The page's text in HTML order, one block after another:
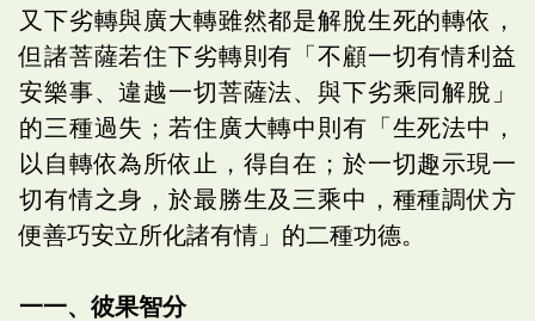
又下劣轉與廣大轉雖然都是解脫生死的轉依，
但諸菩薩若住下劣轉則有「不顧一切有情利益
安樂事、違越一切菩薩法、與下劣乘同解脫」
的三種過失；若住廣大轉中則有「生死法中，
以自轉依為所依止，得自在；於一切趣示現一
切有情之身，於最勝生及三乘中，種種調伏方
便善巧安立所化諸有情」的二種功德。
一一、彼果智分